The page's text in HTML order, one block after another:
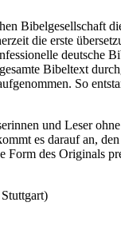
Bibelgesellschaft
die erste
deutsche
Bibeltext
So
und Leser
es darauf an,
Form des Originals